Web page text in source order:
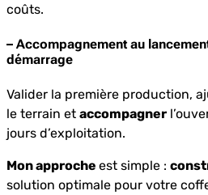
coûts.
– Accompagnement au
démarrage
Valider la première production,
le terrain et accompagner
jours d’exploitation.
Mon approche est simple :
solution optimale pour votre